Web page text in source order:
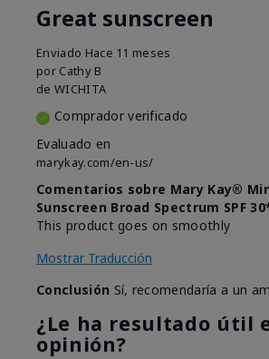
Great sunscreen
Enviado Hace 11 meses
por Cathy B
de WICHITA
Comprador verificado
Evaluado en
marykay.com/en-us/
Comentarios sobre Mary Kay®
Sunscreen Broad Spectrum SPF
This product goes on smoothly
Mostrar Traducción
Conclusión Sí, recomendaría a un
¿Le ha resultado útil
opinión?